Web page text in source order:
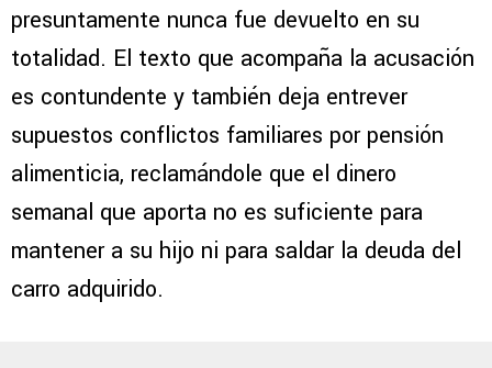
presuntamente nunca fue devuelto en su
totalidad. El texto que acompaña la acusación
es contundente y también deja entrever
supuestos conflictos familiares por pensión
alimenticia, reclamándole que el dinero
semanal que aporta no es suficiente para
mantener a su hijo ni para saldar la deuda del
carro adquirido.